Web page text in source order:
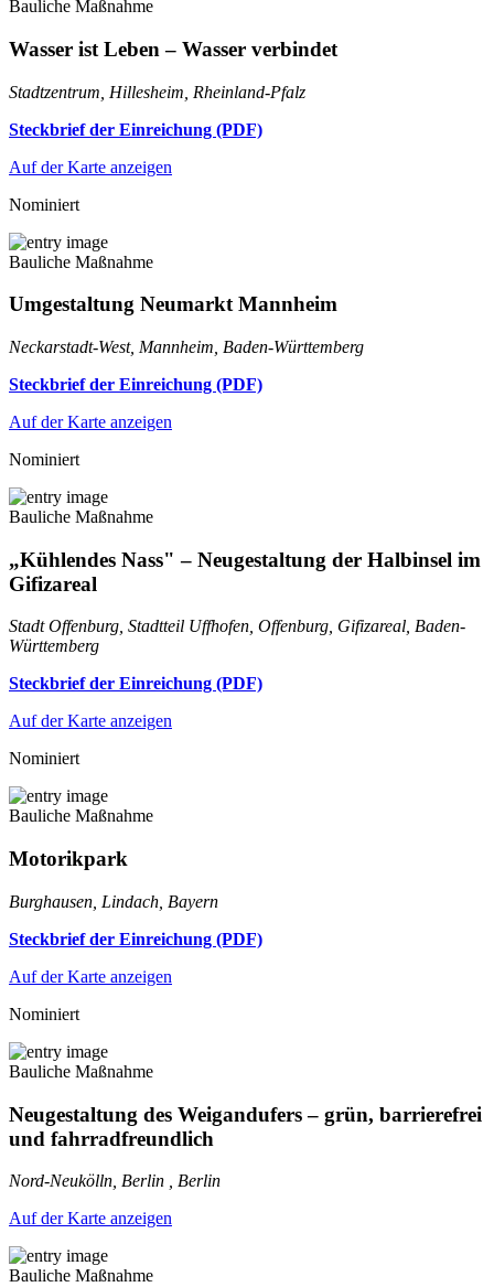
Bauliche Maßnahme
Wasser ist Leben – Wasser verbindet
Stadtzentrum, Hillesheim, Rheinland-Pfalz
Steckbrief der Einreichung (PDF)
Auf der Karte anzeigen
Nominiert
Bauliche Maßnahme
Umgestaltung Neumarkt Mannheim
Neckarstadt-West, Mannheim, Baden-Württemberg
Steckbrief der Einreichung (PDF)
Auf der Karte anzeigen
Nominiert
Bauliche Maßnahme
„Kühlendes Nass" – Neugestaltung der Halbinsel im
Gifizareal
Stadt Offenburg, Stadtteil Uffhofen, Offenburg, Gifizareal, Baden-
Württemberg
Steckbrief der Einreichung (PDF)
Auf der Karte anzeigen
Nominiert
Bauliche Maßnahme
Motorikpark
Burghausen, Lindach, Bayern
Steckbrief der Einreichung (PDF)
Auf der Karte anzeigen
Nominiert
Bauliche Maßnahme
Neugestaltung des Weigandufers – grün, barrierefrei
und fahrradfreundlich
Nord-Neukölln, Berlin , Berlin
Auf der Karte anzeigen
Bauliche Maßnahme